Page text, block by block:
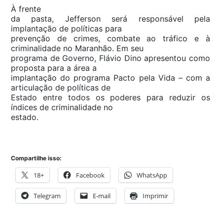
À frente
da pasta, Jefferson será responsável pela
implantação de políticas para
prevenção de crimes, combate ao tráfico e à
criminalidade no Maranhão. Em seu
programa de Governo, Flávio Dino apresentou como
proposta para a área a
implantação do programa Pacto pela Vida – com a
articulação de políticas de
Estado entre todos os poderes para reduzir os
índices de criminalidade no
estado.
Compartilhe isso:
18+ Facebook WhatsApp
Telegram E-mail Imprimir